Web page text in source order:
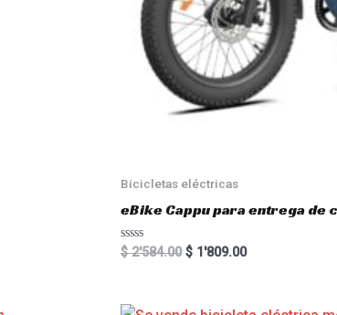
Bicicletas eléctricas
eBike Cappu para entrega de
R
a
0
$2'584.00 $ 1'809.00